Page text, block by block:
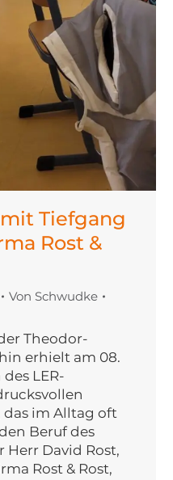
Tiefgang
Rost &
Von Schwudke
Theodor-
erhielt am 08.
LER-
das im Alltag oft
Beruf des
Herr David Rost,
Rost & Rost,